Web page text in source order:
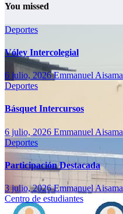
You missed
Deportes
Vóley Intercolegial
6 julio, 2026Emmanuel Aisama
Deportes
Básquet Intercursos
6 julio, 2026 Emmanuel Aisama
Deportes
Participación Destacada
3 julio, 2026Emmanuel Aisama
Centro de estudiantes